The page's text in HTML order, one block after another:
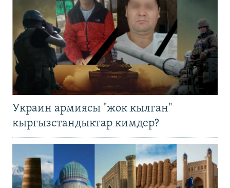
Украин армиясы "жок кылган"
кыргызстандыктар кимдер?